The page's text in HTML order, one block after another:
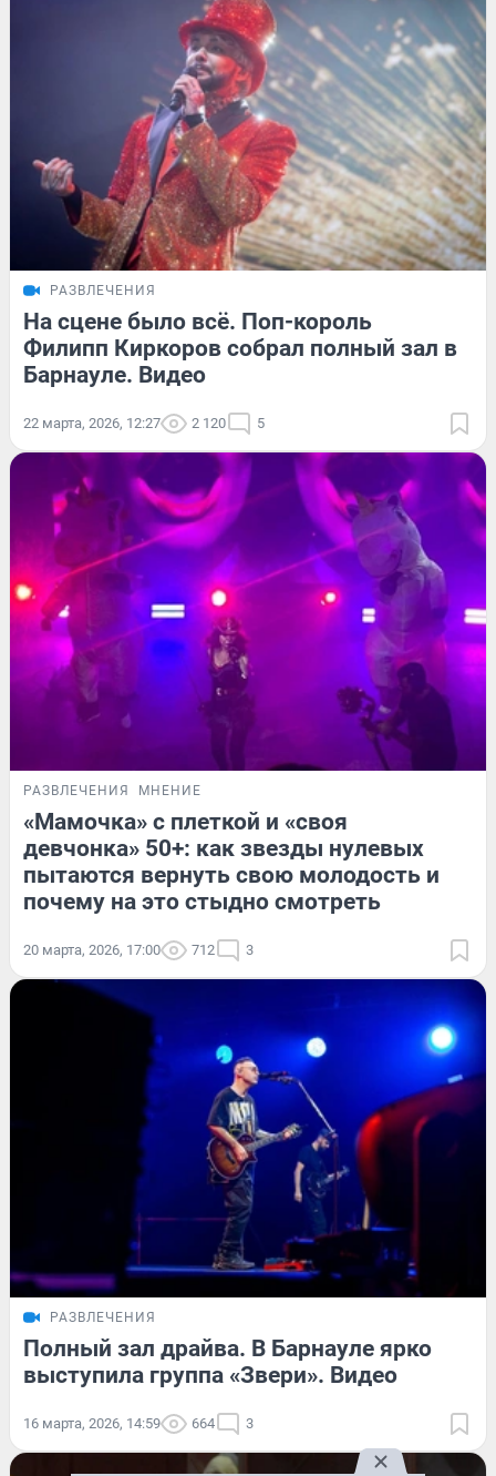
РАЗВЛЕЧЕНИЯ
На сцене было всё. Поп-король
Филипп Киркоров собрал полный зал в
Барнауле. Видео
22 марта, 2026, 12:27 2 120 5
РАЗВЛЕЧЕНИЯ МНЕНИЕ
«Мамочка» с плеткой и «своя
девчонка» 50+: как звезды нулевых
пытаются вернуть свою молодость и
почему на это стыдно смотреть
20 марта, 2026, 17:00 712 3
РАЗВЛЕЧЕНИЯ
Полный зал драйва. В Барнауле ярко
выступила группа «Звери». Видео
16 марта, 2026, 14:59 664 3